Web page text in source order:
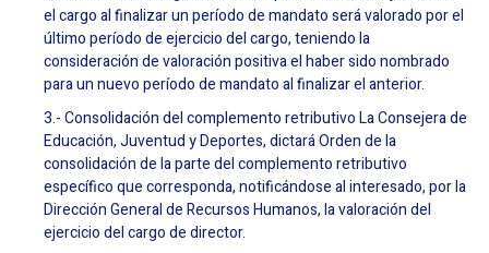
el cargo al finalizar un período de mandato será valorado por el
último período de ejercicio del cargo, teniendo la
consideración de valoración positiva el haber sido nombrado
para un nuevo período de mandato al finalizar el anterior.
3.- Consolidación del complemento retributivo La Consejera de
Educación, Juventud y Deportes, dictará Orden de la
consolidación de la parte del complemento retributivo
específico que corresponda, notificándose al interesado, por la
Dirección General de Recursos Humanos, la valoración del
ejercicio del cargo de director.